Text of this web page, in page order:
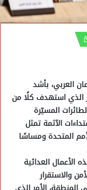
العربي، بأشد
الذي استهدف كلًا من
المسيّرة
الآثمة تمثل
المتحدة ومساسًا
الأعمال العدائية
والاستقرار